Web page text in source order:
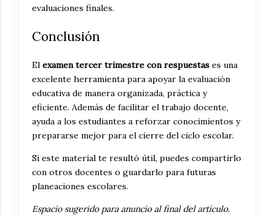
evaluaciones finales.
Conclusión
El examen tercer trimestre con respuestas es una
excelente herramienta para apoyar la evaluación
educativa de manera organizada, práctica y
eficiente. Además de facilitar el trabajo docente,
ayuda a los estudiantes a reforzar conocimientos y
prepararse mejor para el cierre del ciclo escolar.
Si este material te resultó útil, puedes compartirlo
con otros docentes o guardarlo para futuras
planeaciones escolares.
Espacio sugerido para anuncio al final del artículo.